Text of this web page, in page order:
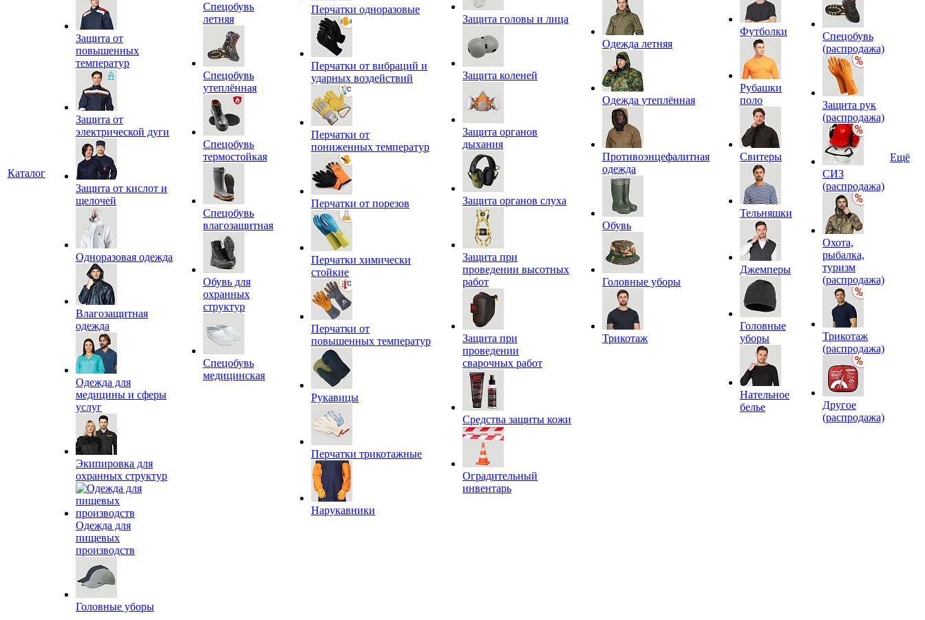
Каталог
Защита от
повышенных
температур
Защита от
электрической дуги
Защита от кислот и
щелочей
Одноразовая одежда
Влагозащитная
одежда
Одежда для
медицины и сферы
услуг
Экипировка для
охранных структур
Одежда для
пищевых
производств
Головные уборы
Спецобувь
летняя
Спецобувь
утеплённая
Спецобувь
термостойкая
Спецобувь
влагозащитная
Обувь для
охранных
структур
Спецобувь
медицинская
Перчатки одноразовые
Перчатки от вибраций и
ударных воздействий
Перчатки от
пониженных температур
Перчатки от порезов
Перчатки химически
стойкие
Перчатки от
повышенных температур
Рукавицы
Перчатки трикотажные
Нарукавники
Защита головы и лица
Защита коленей
Защита органов
дыхания
Защита органов слуха
Защита при
проведении высотных
работ
Защита при
проведении
сварочных работ
Средства защиты кожи
Оградительный
инвентарь
Одежда летняя
Одежда утеплённая
Противоэнцефалитная
одежда
Обувь
Головные уборы
Трикотаж
Футболки
Рубашки
поло
Свитеры
Тельняшки
Джемперы
Головные
уборы
Нательное
белье
Спецобувь
(распродажа)
Защита рук
(распродажа)
СИЗ
(распродажа)
Охота,
рыбалка,
туризм
(распродажа)
Трикотаж
(распродажа)
Другое
(распродажа)
Ещё